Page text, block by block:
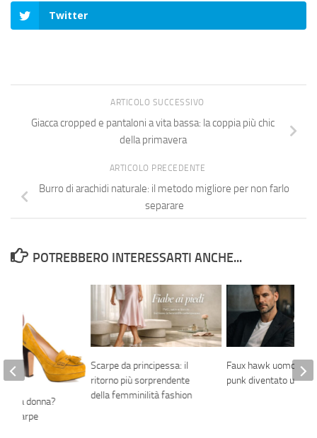
Twitter
ARTICOLO SUCCESSIVO
Giacca cropped e pantaloni a vita bassa: la coppia più chic
della primavera
ARTICOLO PRECEDENTE
Burro di arachidi naturale: il metodo migliore per non farlo
separare
POTREBBERO INTERESSARTI ANCHE...
Scarpe da principessa: il
ritorno più sorprendente
della femminilità fashion
Faux hawk uomo: il
punk diventato
una donna?
scarpe